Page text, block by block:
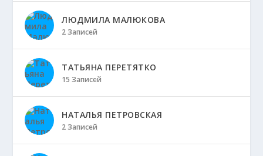
ЛЮДМИЛА МАЛЮКОВА
2 Записей
ТАТЬЯНА ПЕРЕТЯТКО
15 Записей
НАТАЛЬЯ ПЕТРОВСКАЯ
2 Записей